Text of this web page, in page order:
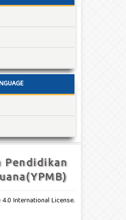
International License.